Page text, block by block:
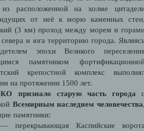
из расположенной на холме
от неё к морю каменных
(3 км) проход между морем и
и юга территорию города.
эпохи Великого
памятником
крепостной комплекс
на протяжении 1500 лет.
признало старую часть города
Всемирным наследием человечества
памятники:
перекрывающая Каспийские